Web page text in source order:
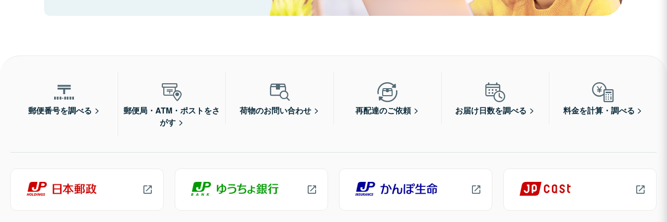
郵便番号を調べる
郵便局・ATM・ポストをさ
がす
荷物のお問い合わせ 再配達のご依頼 お届け日数を調べる 料金を計算・調べる